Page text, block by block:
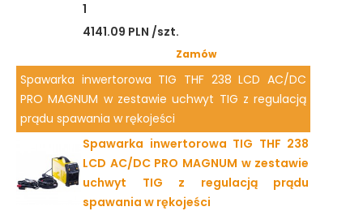
1
4141.09 PLN /szt.
Zamów
Spawarka inwertorowa TIG THF 238 LCD AC/DC
PRO MAGNUM w zestawie uchwyt TIG z regulacją
prądu spawania w rękojeści
Spawarka inwertorowa TIG THF 238
LCD AC/DC PRO MAGNUM w zestawie
uchwyt TIG z regulacją prądu
spawania w rękojeści